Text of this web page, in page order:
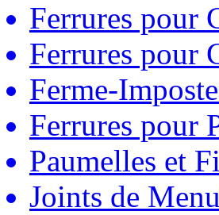
Ferrures pour
Ferrures pour
Ferme-
Ferrures pour
Paumelles et
Joints de